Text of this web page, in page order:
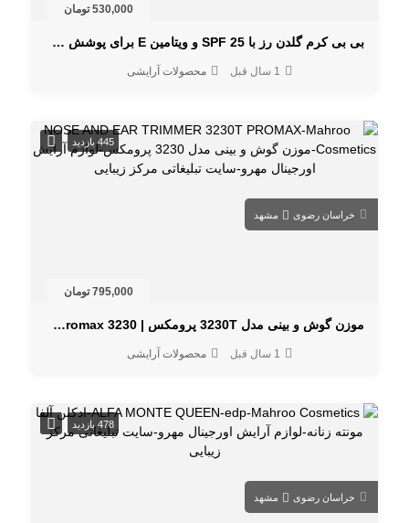
530,000 تومان
بی بی کرم گلدن رز با SPF 25 و ویتامین E برای پوشش طبیعی و پوست بی‌نقص
1 سال قبل محصولات آرایشی
445 بازدید
خراسان رضوی مشهد
795,000 تومان
موزن گوش و بینی مدل 3230T پرومکس | Promax 3230، اصلاح دقیق و بدون درد
1 سال قبل محصولات آرایشی
478 بازدید
خراسان رضوی مشهد